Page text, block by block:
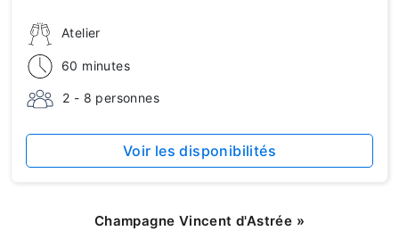
Atelier
60 minutes
2 - 8 personnes
Voir les disponibilités
Champagne Vincent d'Astrée »